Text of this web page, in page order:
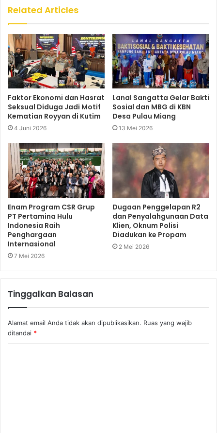
Related Articles
Faktor Ekonomi dan Hasrat
Seksual Diduga Jadi Motif
Kematian Royyan di Kutim
4 Juni 2026
Lanal Sangatta Gelar Bakti
Sosial dan MBG di KBN
Desa Pulau Miang
13 Mei 2026
Enam Program CSR Grup
PT Pertamina Hulu
Indonesia Raih
Penghargaan
Internasional
7 Mei 2026
Dugaan Penggelapan R2
dan Penyalahgunaan Data
Klien, Oknum Polisi
Diadukan ke Propam
2 Mei 2026
Tinggalkan Balasan
Alamat email Anda tidak akan dipublikasikan. Ruas yang wajib
ditandai *